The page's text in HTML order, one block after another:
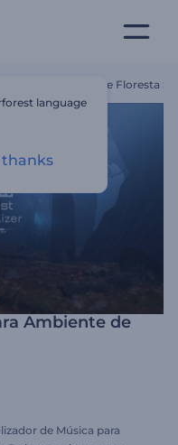
Para Ambiente De Floresta
Ambiente de
de Música para
language
thanks